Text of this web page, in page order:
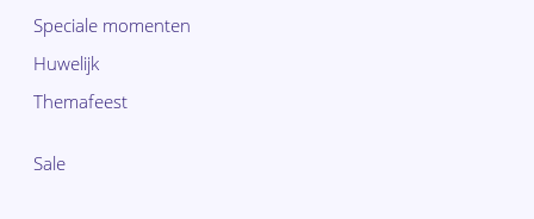
Speciale momenten
Huwelijk
Themafeest
Sale